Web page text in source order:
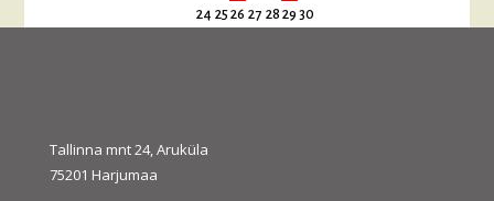
24 25 26 27 28 29 30
Tallinna mnt 24, Aruküla
75201 Harjumaa